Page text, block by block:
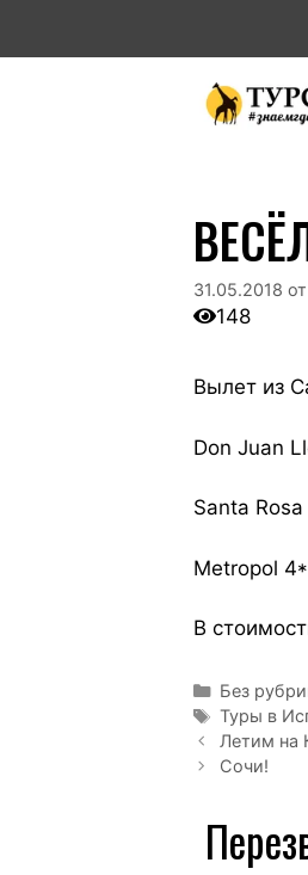
31.05.2018 от
148
Вылет из
Don Juan
Santa
Metropol
В
Без
Туры в
Летим на
Сочи!